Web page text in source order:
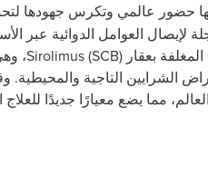
ولها حضور عالمي وتكرس جهودها
العوامل الدوائية عبر
المغلفة بعقارSirolimus (SCB)،
الشرايين التاجية
مما يضع معيارًا جديدًا للعلاج